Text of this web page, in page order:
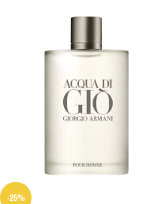
-25%